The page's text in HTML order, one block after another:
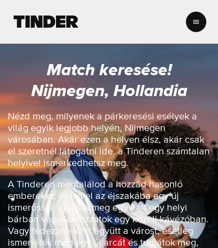
r
e
z
d
ő
o
l
d
a
l
Match keresése!
Nijmegen, Hollandia
Nézd meg, milyenek a párkeresési esélyek a
világ egyik legjobb helyén, Nijmegen
városában. Akár ezen a helyen élsz, akár csak
el szeretnél látogatni ide, a Tinderen számtalan
helyivel ismerkedhetsz meg.
A Tinderen megtalálod a hozzád hasonló
embereket: indulj el az éjszakába egy új
ismerőssel, igyatok meg egy italt egy helyi
bárban vagy kávézzatok egy közeli kávézóban.
Vagy fedezzétek fel együtt a várost, esetleg
ismerjétek meg egy új arcát és tudjátok meg,